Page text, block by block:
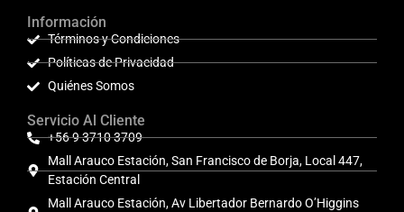
Información
Términos y Condiciones
Políticas de Privacidad
Quiénes Somos
Servicio Al Cliente
+56 9 3710 3709
Mall Arauco Estación, San Francisco de Borja, Local 447,
Estación Central
Mall Arauco Estación, Av Libertador Bernardo O’Higgins